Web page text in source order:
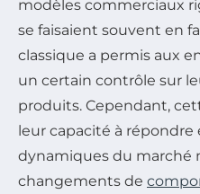
modèles commerciaux
se faisaient souvent en
classique a permis aux
un certain contrôle sur
produits. Cependant,
leur capacité à
dynamiques du marché
changements de